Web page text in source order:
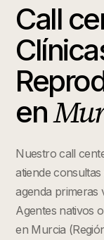
Call
en
Nuestro call
atiende
agenda primeras
Agentes nativos
en Murcia (